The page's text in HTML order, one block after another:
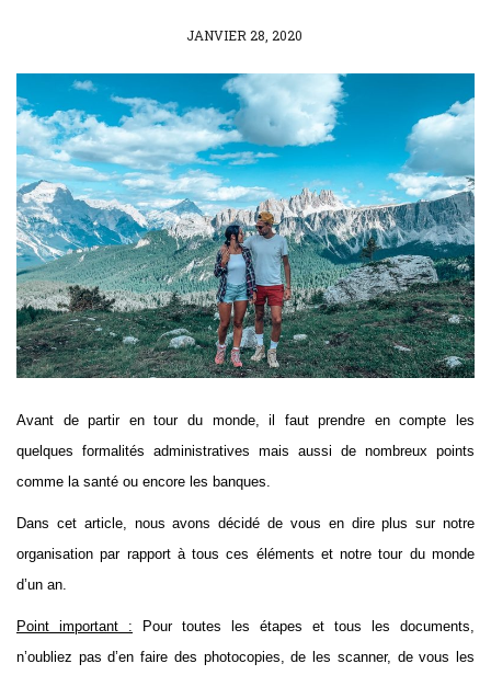
POSTED
JANVIER 28, 2020
Avant de partir en tour du monde, il faut prendre en compte les
quelques formalités administratives mais aussi de nombreux points
comme la santé ou encore les banques.
Dans cet article, nous avons décidé de vous en dire plus sur notre
organisation par rapport à tous ces éléments et notre tour du monde
d’un an.
Point important : Pour toutes les étapes et tous les documents,
n’oubliez pas d’en faire des photocopies, de les scanner, de vous les